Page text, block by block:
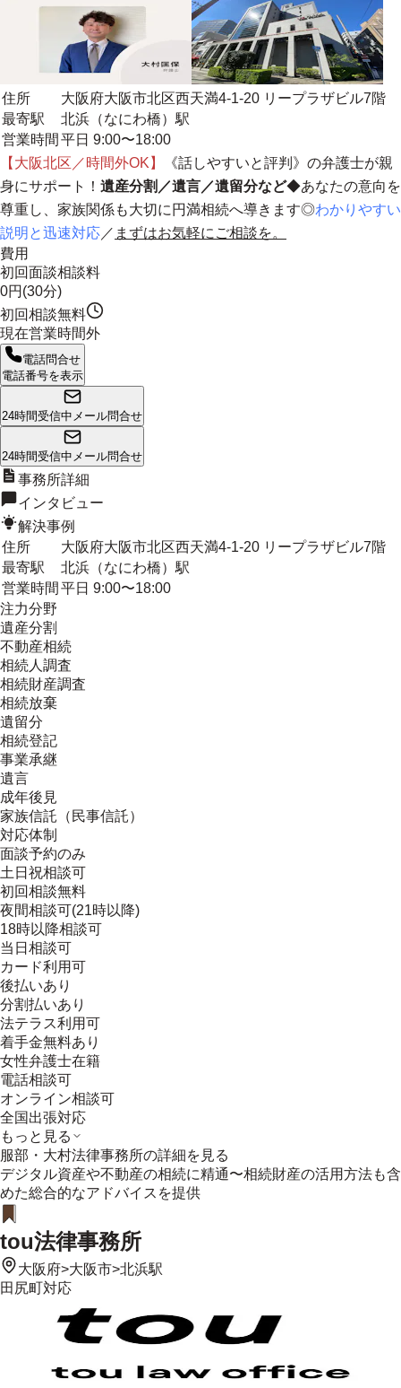
住所
大阪府大阪市北区西天満4-1-20 リープラザビル7階
最寄駅
北浜（なにわ橋）駅
営業時間 平日 9:00〜18:00
【大阪北区／時間外OK】
《話しやすいと評判》の弁護士が親
身にサポート！ 遺産分割／遺言／遺留分など◆あなたの意向を
尊重し、家族関係も大切に円満相続へ導きます◎わかりやすい
説明と迅速対応 ／ まずはお気軽にご相談を。
費用
初回面談相談料
0円(30分)
初回相談無料
現在営業時間外
電話問合せ
電話番号を表示
24時間受信中 メール問合せ
24時間受信中 メール問合せ
事務所詳細
インタビュー
解決事例
住所
大阪府大阪市北区西天満4-1-20 リープラザビル7階
最寄駅
北浜（なにわ橋）駅
営業時間 平日 9:00〜18:00
注力分野
遺産分割
不動産相続
相続人調査
相続財産調査
相続放棄
遺留分
相続登記
事業承継
遺言
成年後見
家族信託（民事信託）
対応体制
面談予約のみ
土日祝相談可
初回相談無料
夜間相談可(21時以降)
18時以降相談可
当日相談可
カード利用可
後払いあり
分割払いあり
法テラス利用可
着手金無料あり
女性弁護士在籍
電話相談可
オンライン相談可
全国出張対応
もっと見る
服部・大村法律事務所の詳細を見る
デジタル資産や不動産の相続に精通〜相続財産の活用方法も含
めた総合的なアドバイスを提供
tou法律事務所
大阪府>大阪市>北浜駅
田尻町対応